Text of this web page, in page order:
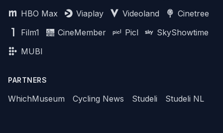
HBO Max
Viaplay Videoland
Cinetree
Film1
CineMember Picl
SkyShowtime
MUBI
PARTNERS
WhichMuseum Cycling News Studeli Studeli NL